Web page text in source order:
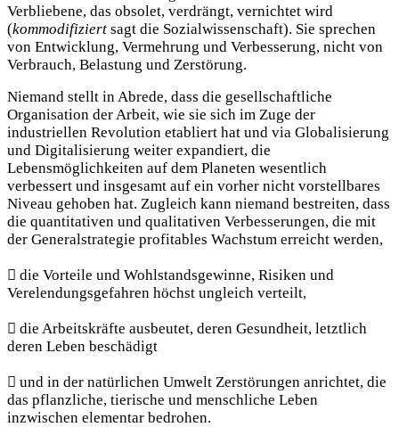
Verbliebene, das obsolet, verdrängt, vernichtet wird
(kommodifiziert sagt die Sozialwissenschaft). Sie sprechen
von Entwicklung, Vermehrung und Verbesserung, nicht von
Verbrauch, Belastung und Zerstörung.
Niemand stellt in Abrede, dass die gesellschaftliche
Organisation der Arbeit, wie sie sich im Zuge der
industriellen Revolution etabliert hat und via Globalisierung
und Digitalisierung weiter expandiert, die
Lebensmöglichkeiten auf dem Planeten wesentlich
verbessert und insgesamt auf ein vorher nicht vorstellbares
Niveau gehoben hat. Zugleich kann niemand bestreiten, dass
die quantitativen und qualitativen Verbesserungen, die mit
der Generalstrategie profitables Wachstum erreicht werden,
 die Vorteile und Wohlstandsgewinne, Risiken und
Verelendungsgefahren höchst ungleich verteilt,
 die Arbeitskräfte ausbeutet, deren Gesundheit, letztlich
deren Leben beschädigt
 und in der natürlichen Umwelt Zerstörungen anrichtet, die
das pflanzliche, tierische und menschliche Leben
inzwischen elementar bedrohen.